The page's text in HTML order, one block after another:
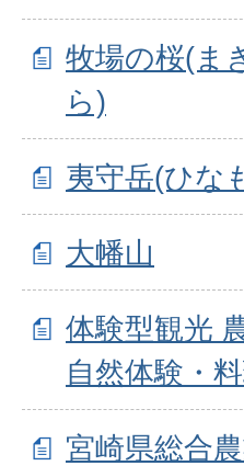
牧場の桜(ま
ら)
夷守岳(ひな
大幡山
体験型観光
自然体験・
宮崎県総合